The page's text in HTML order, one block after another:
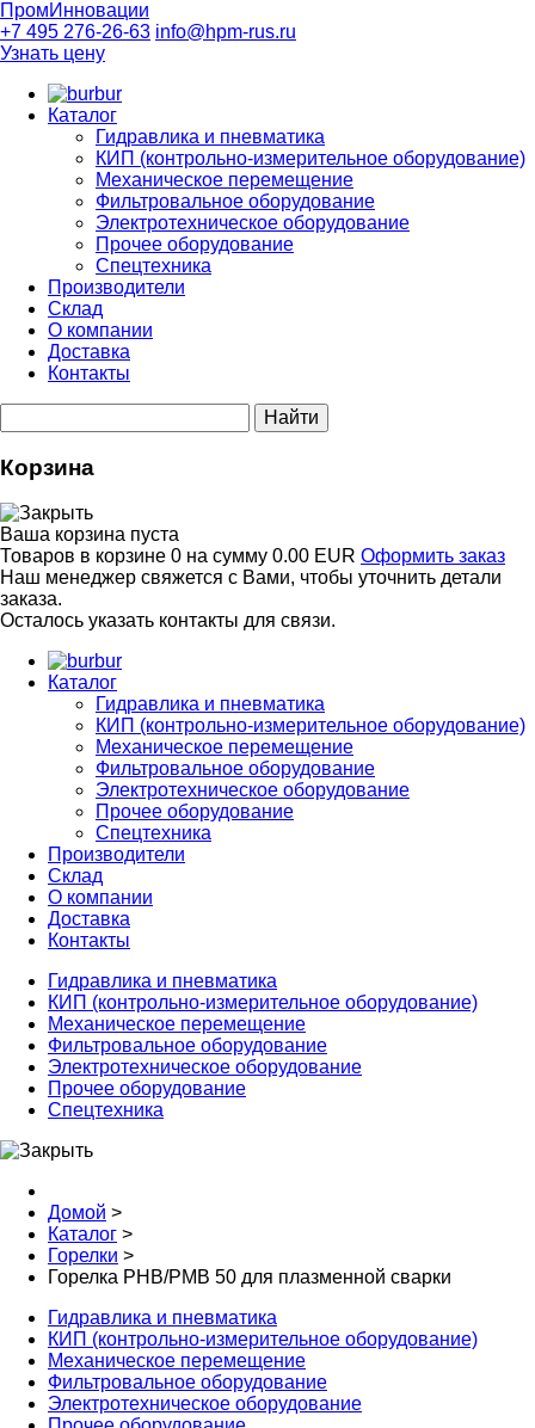
ПромИнновации
+7 495 276-26-63 info@hpm-rus.ru
Узнать цену
bur
Каталог
Гидравлика и пневматика
КИП (контрольно-измерительное оборудование)
Механическое перемещение
Фильтровальное оборудование
Электротехническое оборудование
Прочее оборудование
Спецтехника
Производители
Склад
О компании
Доставка
Контакты
Корзина
Ваша корзина пуста
Товаров в корзине 0 на сумму 0.00 EUR Оформить заказ
Наш менеджер свяжется с Вами, чтобы уточнить детали
заказа.
Осталось указать контакты для связи.
bur
Каталог
Гидравлика и пневматика
КИП (контрольно-измерительное оборудование)
Механическое перемещение
Фильтровальное оборудование
Электротехническое оборудование
Прочее оборудование
Спецтехника
Производители
Склад
О компании
Доставка
Контакты
Гидравлика и пневматика
КИП (контрольно-измерительное оборудование)
Механическое перемещение
Фильтровальное оборудование
Электротехническое оборудование
Прочее оборудование
Спецтехника
Домой >
Каталог >
Горелки >
Горелка PHB/PMB 50 для плазменной сварки
Гидравлика и пневматика
КИП (контрольно-измерительное оборудование)
Механическое перемещение
Фильтровальное оборудование
Электротехническое оборудование